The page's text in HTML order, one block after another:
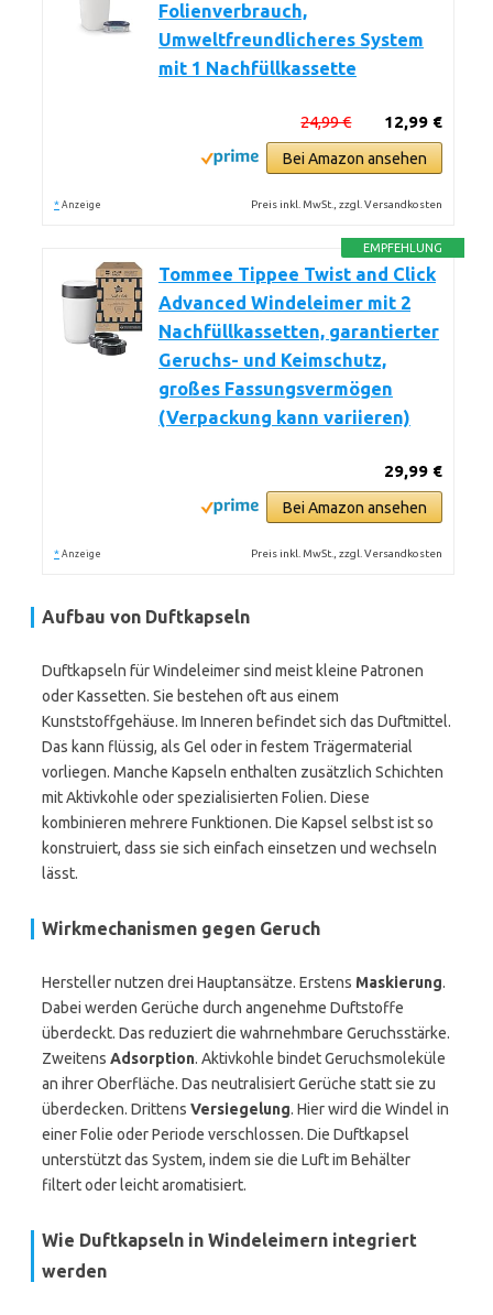
Folienverbrauch,
Umweltfreundlicheres System
mit 1 Nachfüllkassette
12,99 €
24,99 €
Bei Amazon ansehen
* Anzeige Preis inkl. MwSt., zzgl. Versandkosten
EMPFEHLUNG
Tommee Tippee Twist and Click
Advanced Windeleimer mit 2
Nachfüllkassetten, garantierter
Geruchs- und Keimschutz,
großes Fassungsvermögen
(Verpackung kann variieren)
29,99 €
Bei Amazon ansehen
* Anzeige Preis inkl. MwSt., zzgl. Versandkosten
Aufbau von Duftkapseln
Duftkapseln für Windeleimer sind meist kleine Patronen
oder Kassetten. Sie bestehen oft aus einem
Kunststoffgehäuse. Im Inneren befindet sich das Duftmittel.
Das kann flüssig, als Gel oder in festem Trägermaterial
vorliegen. Manche Kapseln enthalten zusätzlich Schichten
mit Aktivkohle oder spezialisierten Folien. Diese
kombinieren mehrere Funktionen. Die Kapsel selbst ist so
konstruiert, dass sie sich einfach einsetzen und wechseln
lässt.
Wirkmechanismen gegen Geruch
Hersteller nutzen drei Hauptansätze. Erstens Maskierung.
Dabei werden Gerüche durch angenehme Duftstoffe
überdeckt. Das reduziert die wahrnehmbare Geruchsstärke.
Zweitens Adsorption. Aktivkohle bindet Geruchsmoleküle
an ihrer Oberfläche. Das neutralisiert Gerüche statt sie zu
überdecken. Drittens Versiegelung. Hier wird die Windel in
einer Folie oder Periode verschlossen. Die Duftkapsel
unterstützt das System, indem sie die Luft im Behälter
filtert oder leicht aromatisiert.
Wie Duftkapseln in Windeleimern integriert
werden